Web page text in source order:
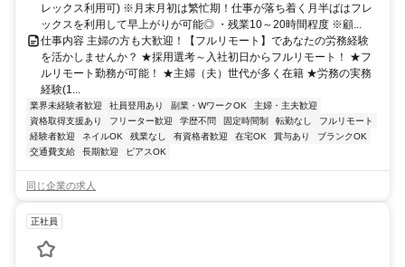
レックス利用可) ※月末月初は繁忙期！仕事が落ち着く月半ばはフレ
ックスを利用して早上がりが可能◎ ・残業10～20時間程度 ※顧...
仕事内容 主婦の方も大歓迎！【フルリモート】であなたの労務経験
を活かしませんか？ ★採用選考～入社初日からフルリモート！ ★フ
ルリモート勤務が可能！ ★主婦（夫）世代が多く在籍 ★労務の実務
経験(1...
業界未経験者歓迎 社員登用あり 副業・WワークOK
主婦・主夫歓迎
資格取得支援あり
フリーター歓迎 学歴不問 固定時間制 転勤なし
フルリモート
経験者歓迎
ネイルOK 残業なし 有資格者歓迎 在宅OK 賞与あり
ブランクOK
交通費支給
長期歓迎 ピアスOK
同じ企業の求人
正社員